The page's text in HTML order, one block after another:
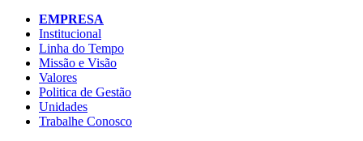
EMPRESA
Institucional
Linha do Tempo
Missão e Visão
Valores
Politica de Gestão
Unidades
Trabalhe Conosco